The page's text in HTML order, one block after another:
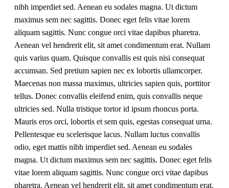
nibh imperdiet sed. Aenean eu sodales magna. Ut dictum
maximus sem nec sagittis. Donec eget felis vitae lorem
aliquam sagittis. Nunc congue orci vitae dapibus pharetra.
Aenean vel hendrerit elit, sit amet condimentum erat. Nullam
quis varius quam. Quisque convallis est quis nisi consequat
accumsan. Sed pretium sapien nec ex lobortis ullamcorper.
Maecenas non massa maximus, ultricies sapien quis, porttitor
tellus. Donec convallis eleifend enim, quis convallis neque
ultricies sed. Nulla tristique tortor id ipsum rhoncus porta.
Mauris eros orci, lobortis et sem quis, egestas consequat urna.
Pellentesque eu scelerisque lacus. Nullam luctus convallis
odio, eget mattis nibh imperdiet sed. Aenean eu sodales
magna. Ut dictum maximus sem nec sagittis. Donec eget felis
vitae lorem aliquam sagittis. Nunc congue orci vitae dapibus
pharetra. Aenean vel hendrerit elit, sit amet condimentum erat.